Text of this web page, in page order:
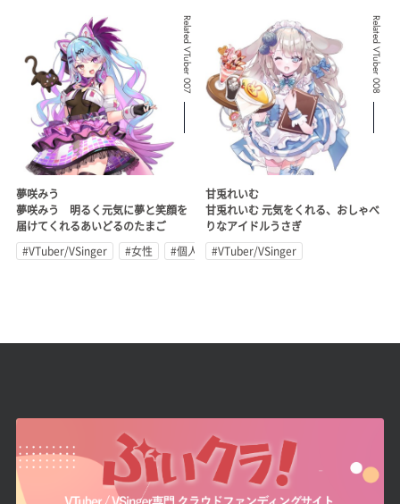
Related VTuber 007
夢咲みう
夢咲みう 明るく元気に夢と笑顔を
届けてくれるあいどるのたまご
#VTuber/VSinger
#女性 #個人勢
Related VTuber 008
甘兎れいむ
甘兎れいむ 元気をくれる、おしゃべ
りなアイドルうさぎ
#VTuber/VSinger